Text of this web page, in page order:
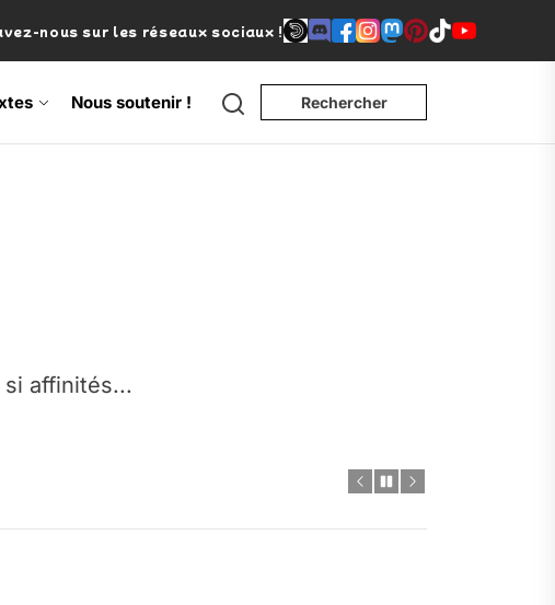
nous sur les réseaux sociaux !
Nous soutenir ! Search Rechercher
affinités...
Lacôte